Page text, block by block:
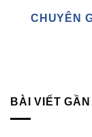
CHUYÊN
BÀI VIẾT